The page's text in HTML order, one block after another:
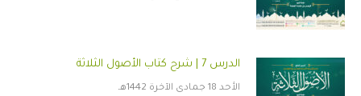
الدرس 7 | شرح كتاب الأصول الثلاثة
الأحد 18 جمادى الآخرة 1442هـ